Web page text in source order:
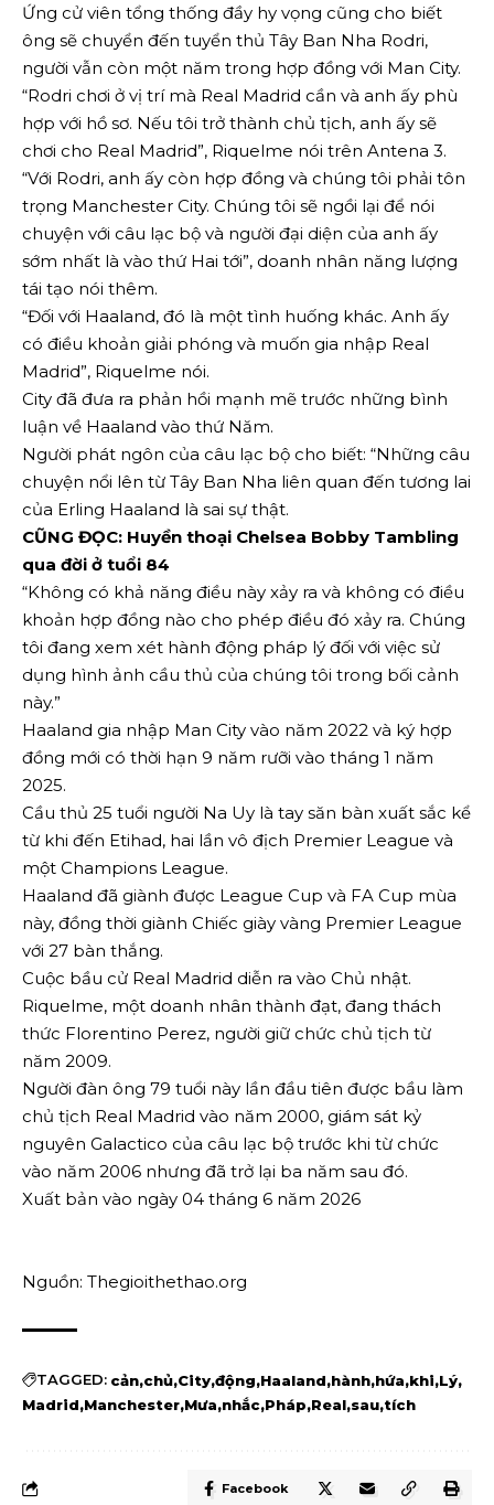
Ứng cử viên tổng thống đầy hy vọng cũng cho biết
ông sẽ chuyển đến tuyển thủ Tây Ban Nha Rodri,
người vẫn còn một năm trong hợp đồng với Man City.
“Rodri chơi ở vị trí mà Real Madrid cần và anh ấy phù
hợp với hồ sơ. Nếu tôi trở thành chủ tịch, anh ấy sẽ
chơi cho Real Madrid”, Riquelme nói trên Antena 3.
“Với Rodri, anh ấy còn hợp đồng và chúng tôi phải tôn
trọng Manchester City. Chúng tôi sẽ ngồi lại để nói
chuyện với câu lạc bộ và người đại diện của anh ấy
sớm nhất là vào thứ Hai tới”, doanh nhân năng lượng
tái tạo nói thêm.
“Đối với Haaland, đó là một tình huống khác. Anh ấy
có điều khoản giải phóng và muốn gia nhập Real
Madrid”, Riquelme nói.
City đã đưa ra phản hồi mạnh mẽ trước những bình
luận về Haaland vào thứ Năm.
Người phát ngôn của câu lạc bộ cho biết: “Những câu
chuyện nổi lên từ Tây Ban Nha liên quan đến tương lai
của Erling Haaland là sai sự thật.
CŨNG ĐỌC: Huyền thoại Chelsea Bobby Tambling
qua đời ở tuổi 84
“Không có khả năng điều này xảy ra và không có điều
khoản hợp đồng nào cho phép điều đó xảy ra. Chúng
tôi đang xem xét hành động pháp lý đối với việc sử
dụng hình ảnh cầu thủ của chúng tôi trong bối cảnh
này.”
Haaland gia nhập Man City vào năm 2022 và ký hợp
đồng mới có thời hạn 9 năm rưỡi vào tháng 1 năm
2025.
Cầu thủ 25 tuổi người Na Uy là tay săn bàn xuất sắc kể
từ khi đến Etihad, hai lần vô địch Premier League và
một Champions League.
Haaland đã giành được League Cup và FA Cup mùa
này, đồng thời giành Chiếc giày vàng Premier League
với 27 bàn thắng.
Cuộc bầu cử Real Madrid diễn ra vào Chủ nhật.
Riquelme, một doanh nhân thành đạt, đang thách
thức Florentino Perez, người giữ chức chủ tịch từ
năm 2009.
Người đàn ông 79 tuổi này lần đầu tiên được bầu làm
chủ tịch Real Madrid vào năm 2000, giám sát kỷ
nguyên Galactico của câu lạc bộ trước khi từ chức
vào năm 2006 nhưng đã trở lại ba năm sau đó.
Xuất bản vào ngày 04 tháng 6 năm 2026
Nguồn: Thegioithethao.org
TAGGED: cản chủ City động Haaland hành hứa khi Lý
Madrid Manchester Mưa nhắc Pháp Real sau tích
Facebook